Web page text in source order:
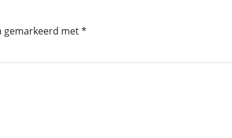
gemarkeerd met*